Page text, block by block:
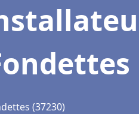
(37230)